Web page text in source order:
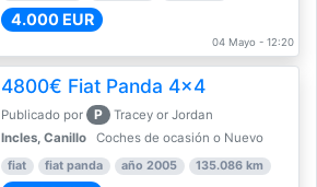
4.000 EUR
04 Mayo - 12:20
4800€ Fiat Panda 4x4
Publicado por P
Tracey or Jordan
Incles, Canillo
Coches de ocasión o Nuevo
fiat fiat panda año 2005 135.086 km